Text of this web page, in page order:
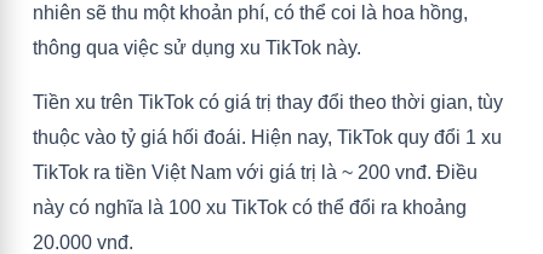
nhiên sẽ thu một khoản phí, có thể coi là hoa hồng,
thông qua việc sử dụng xu TikTok này.
Tiền xu trên TikTok có giá trị thay đổi theo thời gian, tùy
thuộc vào tỷ giá hối đoái. Hiện nay, TikTok quy đổi 1 xu
TikTok ra tiền Việt Nam với giá trị là ~ 200 vnđ. Điều
này có nghĩa là 100 xu TikTok có thể đổi ra khoảng
20.000 vnđ.